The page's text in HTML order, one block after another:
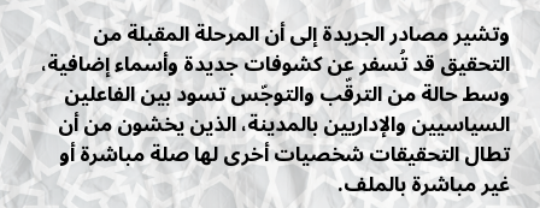
وتشير مصادر الجريدة إلى أن المرحلة المقبلة من
التحقيق قد تُسفر عن كشوفات جديدة وأسماء إضافية،
وسط حالة من الترقّب والتوجّس تسود بين الفاعلين
السياسيين والإداريين بالمدينة، الذين يخشون من أن
تطال التحقيقات شخصيات أخرى لها صلة مباشرة أو
غير مباشرة بالملف.